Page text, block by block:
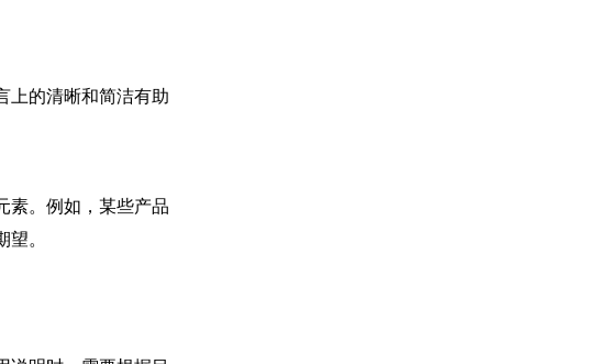
上的清晰和简洁有助
素。例如，某些产品
。